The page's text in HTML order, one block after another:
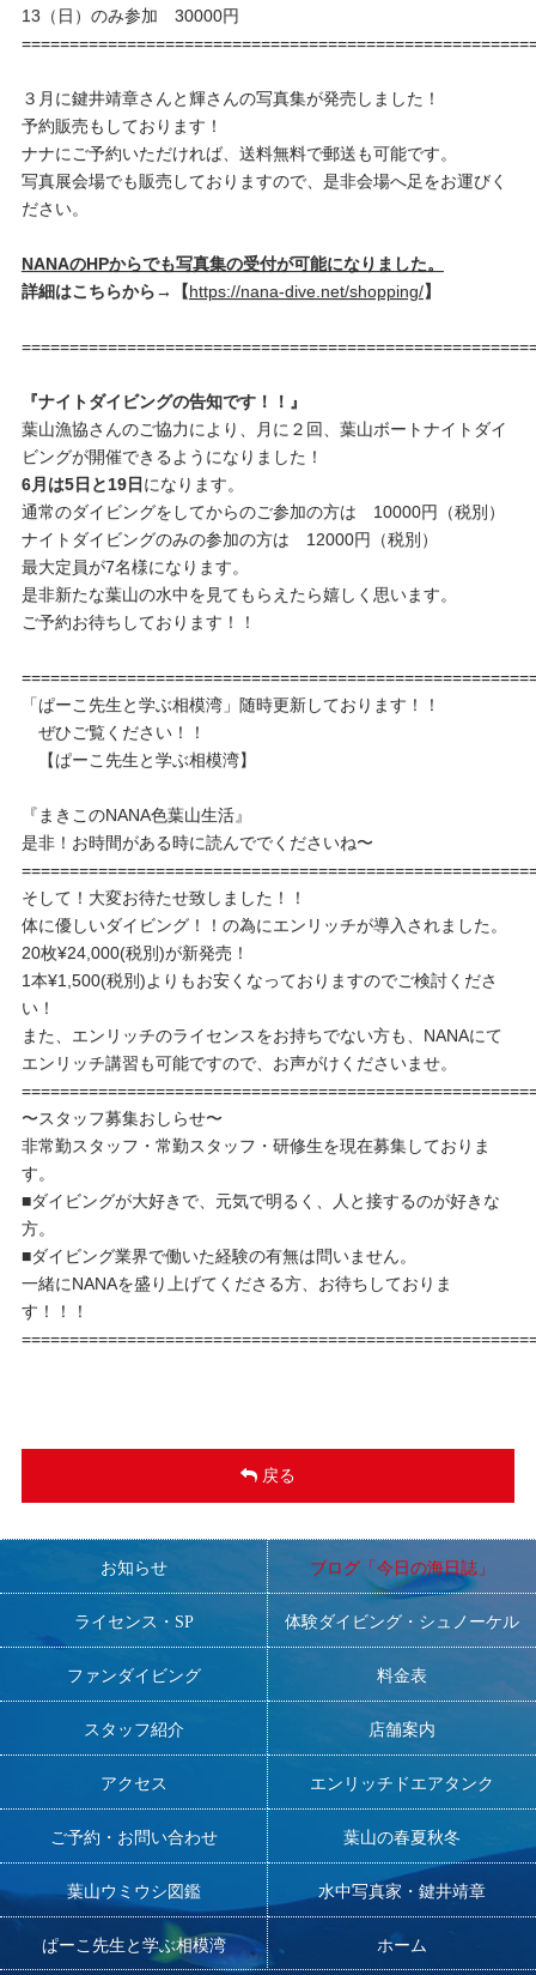
13（日）のみ参加 30000円
３月に鍵井靖章さんと輝さんの写真集が発売しました！
予約販売もしております！
ナナにご予約いただければ、送料無料で郵送も可能です。
写真展会場でも販売しておりますので、是非会場へ足をお運びく
ださい。
NANAのHPからでも写真集の受付が可能になりました。
詳細はこちらから→【https://nana-dive.net/shopping/】
『ナイトダイビングの告知です！！』
葉山漁協さんのご協力により、月に２回、葉山ボートナイトダイ
ビングが開催できるようになりました！
6月は5日と19日 になります。
通常のダイビングをしてからのご参加の方は 10000円（税別）
ナイトダイビングのみの参加の方は 12000円（税別）
最大定員が7名様になります。
是非新たな葉山の水中を見てもらえたら嬉しく思います。
ご予約お待ちしております！！
「ぱーこ先生と学ぶ相模湾」随時更新しております！！
ぜひご覧ください！！
【ぱーこ先生と学ぶ相模湾】
『まきこのNANA色葉山生活』
是非！お時間がある時に読んででくださいね〜
そして！大変お待たせ致しました！！
体に優しいダイビング！！の為にエンリッチが導入されました。
20枚¥24,000(税別)が新発売！
1本¥1,500(税別)よりもお安くなっておりますのでご検討くださ
い！
また、エンリッチのライセンスをお持ちでない方も、NANAにて
エンリッチ講習も可能ですので、お声がけくださいませ。
〜スタッフ募集おしらせ〜
非常勤スタッフ・常勤スタッフ・研修生を現在募集しておりま
す。
■ダイビングが大好きで、元気で明るく、人と接するのが好きな
方。
■ダイビング業界で働いた経験の有無は問いません。
一緒にNANAを盛り上げてくださる方、お待ちしておりま
す！！！
戻る
お知らせ ブログ「今日の海日誌」
ライセンス・SP 体験ダイビング・シュノーケル
ファンダイビング 料金表
スタッフ紹介 店舗案内
アクセス エンリッチドエアタンク
ご予約・お問い合わせ 葉山の春夏秋冬
葉山ウミウシ図鑑 水中写真家・鍵井靖章
ぱーこ先生と学ぶ相模湾 ホーム